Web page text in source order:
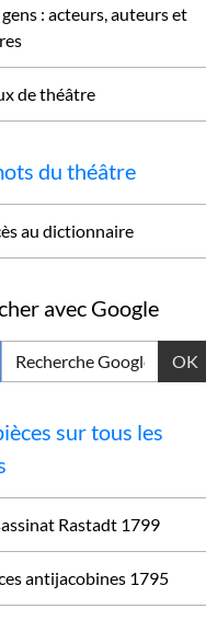
gens : acteurs, auteurs et
de théâtre
du théâtre
au dictionnaire
avec Google
OK
sur tous les
Rastadt 1799
antijacobines 1795